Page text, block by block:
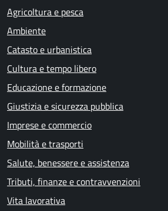
Agricoltura e pesca
Ambiente
Catasto e urbanistica
Cultura e tempo libero
Educazione e formazione
Giustizia e sicurezza pubblica
Imprese e commercio
Mobilità e trasporti
Salute, benessere e assistenza
Tributi, finanze e contravvenzioni
Vita lavorativa